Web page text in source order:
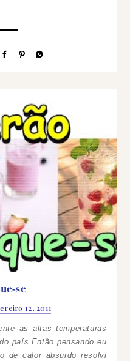
se
12, 2011
as altas temperaturas
país.Então pensando eu
de calor absurdo resolvi